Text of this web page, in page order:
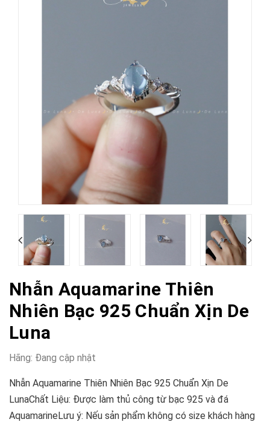
Nhẫn Aquamarine Thiên
Nhiên Bạc 925 Chuẩn Xịn De
Luna
Hãng: Đang cập nhật
Nhẫn Aquamarine Thiên Nhiên Bạc 925 Chuẩn Xịn De
LunaChất Liệu: Được làm thủ công từ bạc 925 và đá
AquamarineLưu ý: Nếu sản phẩm không có size khách hàng